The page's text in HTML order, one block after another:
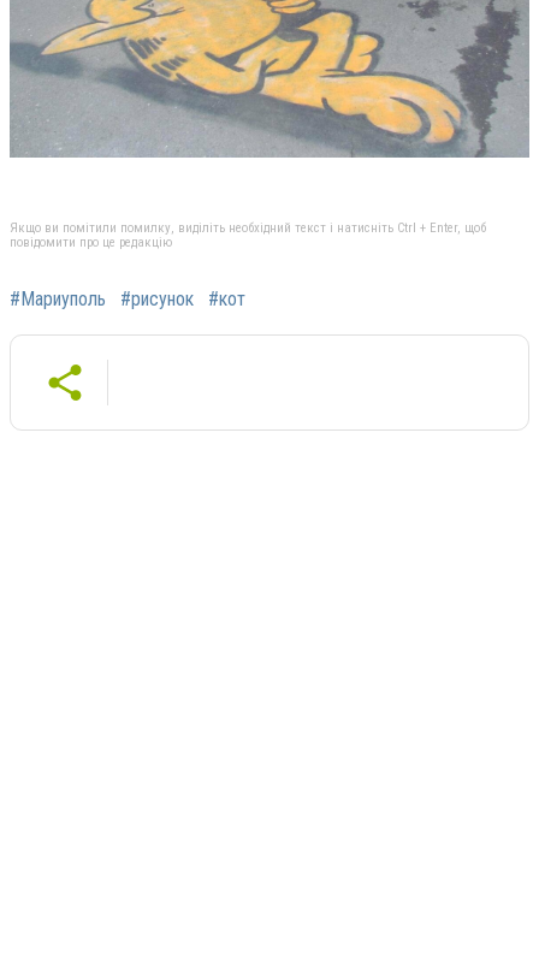
Якщо ви помітили помилку, виділіть необхідний текст і натисніть Ctrl + Enter, щоб
повідомити про це редакцію
#Мариуполь #рисунок #кот